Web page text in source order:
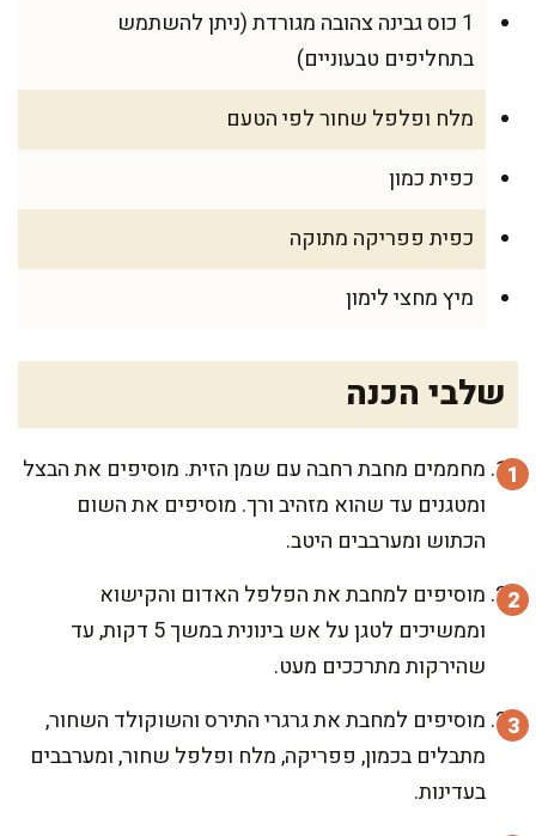
1 כוס גבינה צהובה מגורדת (ניתן להשתמש
בתחליפים טבעוניים)
מלח ופלפל שחור לפי הטעם
כפית כמון
כפית פפריקה מתוקה
מיץ מחצי לימון
שלבי הכנה
מחממים מחבת רחבה עם שמן הזית. מוסיפים את הבצל
ומטגנים עד שהוא מזהיב ורך. מוסיפים את השום
הכתוש ומערבבים היטב.
מוסיפים למחבת את הפלפל האדום והקישוא
וממשיכים לטגן על אש בינונית במשך 5 דקות, עד
שהירקות מתרככים מעט.
מוסיפים למחבת את גרגרי התירס והשוקולד השחור,
מתבלים בכמון, פפריקה, מלח ופלפל שחור, ומערבבים
בעדינות.